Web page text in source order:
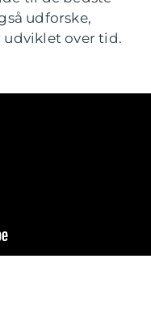
udforske,
udviklet over tid.